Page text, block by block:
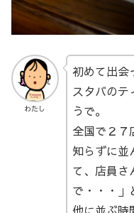
わたし
初めて出会
スタバのテ
うで。
全国で２７
知らずに並
て、店員さ
で・・・」